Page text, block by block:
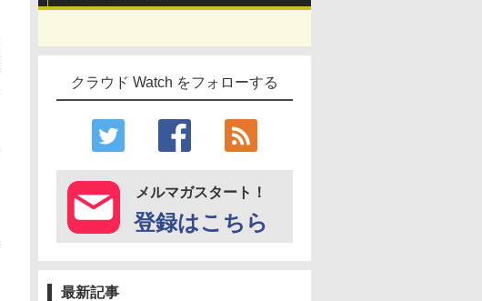
クラウド Watch をフォローする
メルマガスタート！
登録はこちら
最新記事